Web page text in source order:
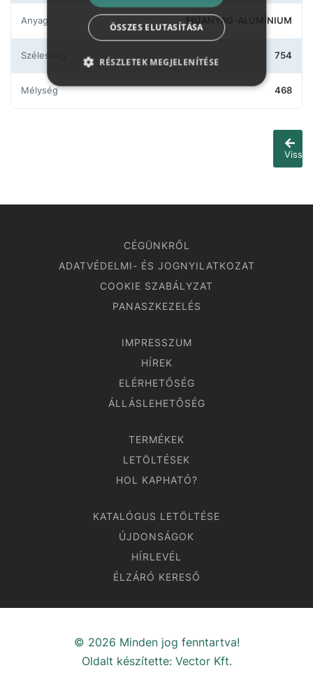
Anyag MŰANYAG-ALUMÍNIUM
Szélesség 754
Mélység 468
Vissza
CÉGÜNKRŐL
ADATVÉDELMI- ÉS JOGNYILATKOZAT
COOKIE SZABÁLYZAT
PANASZKEZELÉS
IMPRESSZUM
HÍREK
ELÉRHETŐSÉG
ÁLLÁSLEHETŐSÉG
TERMÉKEK
LETÖLTÉSEK
HOL KAPHATÓ?
KATALÓGUS LETÖLTÉSE
ÚJDONSÁGOK
HÍRLEVÉL
ÉLZÁRÓ KERESŐ
© 2026 Minden jog fenntartva!
Oldalt készítette: Vector Kft.
ÖSSZES ELUTASÍTÁSA
RÉSZLETEK MEGJELENÍTÉSE